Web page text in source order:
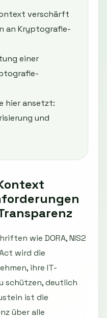
verschärft
an Kryptografie-
einer
hier ansetzt:
und
wie DORA, NIS2
wird die
ihre IT-
schützen, deutlich
ist die
über alle